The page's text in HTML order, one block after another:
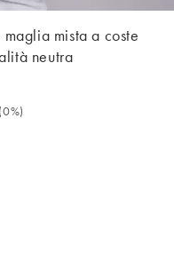
mista a coste
neutra
giorni 53,54 € (0%).
(0%)